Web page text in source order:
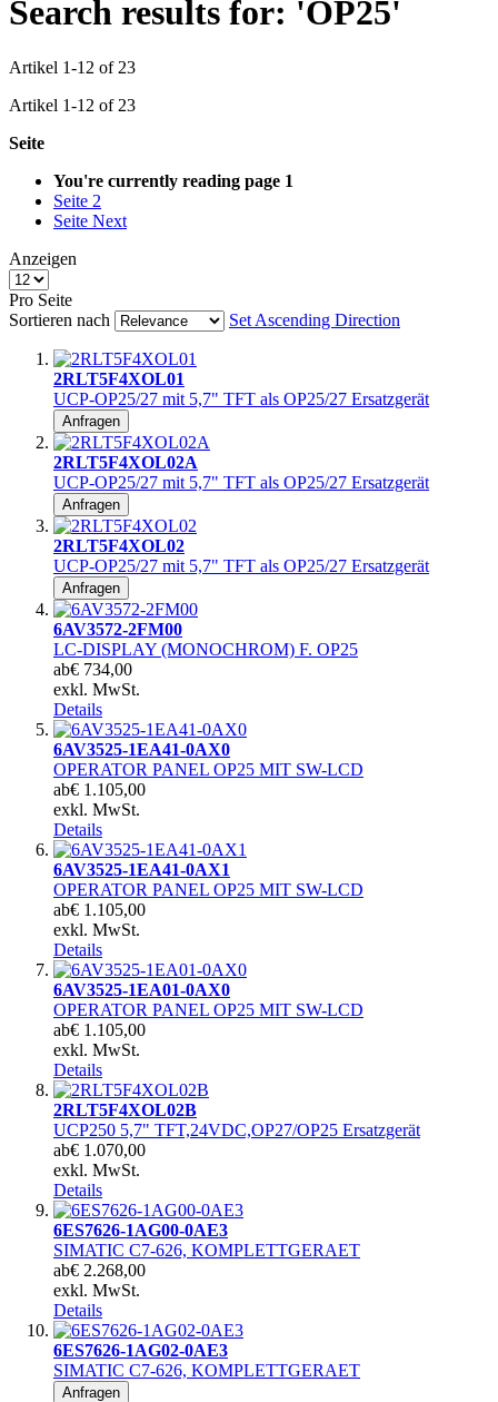
Search results for: 'OP25'
Artikel 1-12 of 23
Artikel 1-12 of 23
Seite
You're currently reading page 1
Seite 2
Seite Next
Anzeigen
Pro Seite
Sortieren nach
Set Ascending Direction
2RLT5F4XOL01
UCP-OP25/27 mit 5,7" TFT als OP25/27 Ersatzgerät
Anfragen
2RLT5F4XOL02A
UCP-OP25/27 mit 5,7" TFT als OP25/27 Ersatzgerät
Anfragen
2RLT5F4XOL02
UCP-OP25/27 mit 5,7" TFT als OP25/27 Ersatzgerät
Anfragen
6AV3572-2FM00
LC-DISPLAY (MONOCHROM) F. OP25
ab€ 734,00
exkl. MwSt.
Details
6AV3525-1EA41-0AX0
OPERATOR PANEL OP25 MIT SW-LCD
ab€ 1.105,00
exkl. MwSt.
Details
6AV3525-1EA41-0AX1
OPERATOR PANEL OP25 MIT SW-LCD
ab€ 1.105,00
exkl. MwSt.
Details
6AV3525-1EA01-0AX0
OPERATOR PANEL OP25 MIT SW-LCD
ab€ 1.105,00
exkl. MwSt.
Details
2RLT5F4XOL02B
UCP250 5,7" TFT,24VDC,OP27/OP25 Ersatzgerät
ab€ 1.070,00
exkl. MwSt.
Details
6ES7626-1AG00-0AE3
SIMATIC C7-626, KOMPLETTGERAET
ab€ 2.268,00
exkl. MwSt.
Details
6ES7626-1AG02-0AE3
SIMATIC C7-626, KOMPLETTGERAET
Anfragen